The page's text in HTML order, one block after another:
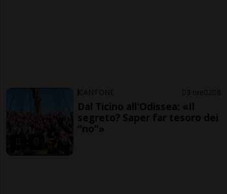
CANTONE 3 ore 2 8
Dal Ticino all'Odissea: «Il
segreto? Saper far tesoro dei
“no”»